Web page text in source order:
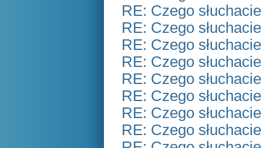
RE: Czego
RE: Czego
RE: Czego
RE: Czego
RE: Czego
RE: Czego
RE: Czego
RE: Czego